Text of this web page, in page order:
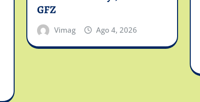
GFZ
Vimag Ago 4, 2026